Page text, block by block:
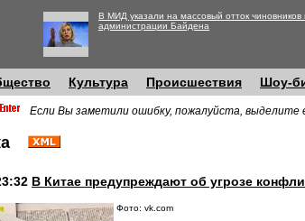
В МИД указали на массовый отток чиновников
администрации Байдена
Культура Происшествия Шоу-
Если Вы заметили ошибку, пожалуйста,
В Китае предупреждают об угрозе
Фото: vk.com